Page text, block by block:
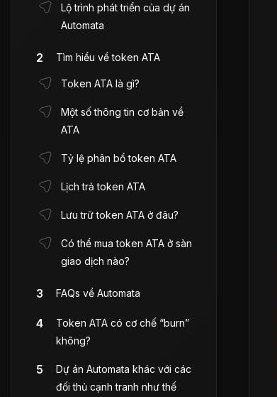
Lộ trình phát triển của dự án
Automata
Tìm hiểu về token ATA
Token ATA là gì?
Một số thông tin cơ bản về
ATA
Tỷ lệ phân bổ token ATA
Lịch trả token ATA
Lưu trữ token ATA ở đâu?
Có thể mua token ATA ở sàn
giao dịch nào?
FAQs về Automata
Token ATA có cơ chế “burn”
không?
Dự án Automata khác với các
đối thủ cạnh tranh như thế